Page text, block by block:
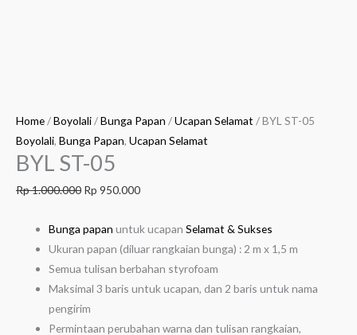
Home/Boyolali/Bunga Papan /Ucapan Selamat / BYL ST-05
Boyolali, Bunga Papan, Ucapan Selamat
BYL ST-05
Rp1.000.000 Rp 950.000
Bunga papan untuk ucapanSelamat & Sukses
Ukuran papan (diluar rangkaian bunga) : 2 m x 1,5 m
Semua tulisan berbahan styrofoam
Maksimal 3 baris untuk ucapan, dan 2 baris untuk nama
pengirim
Permintaan perubahan warna dan tulisan rangkaian,